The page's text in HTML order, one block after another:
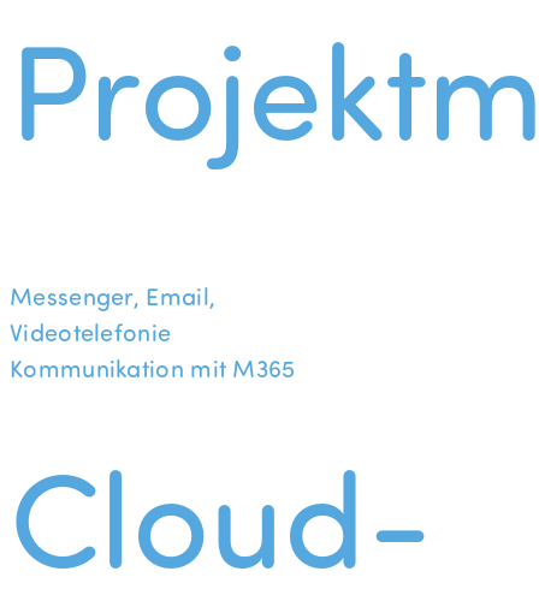
Messenger, Email,
Videotelefonie
Kommunikation mit M365
Cloud-